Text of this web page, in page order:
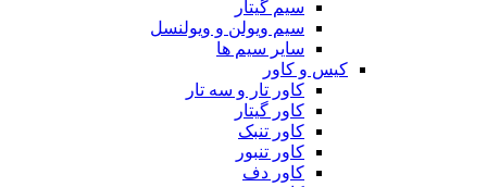
سیم گیتار
سیم ویولن و ویولنسل
سایر سیم ها
کیس و کاور
کاور تار و سه تار
کاور گیتار
کاور تنبک
کاور تنبور
کاور دف